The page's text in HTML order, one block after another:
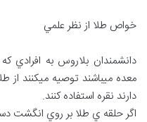
خواص طلا از نظر علمي
دانشمندان بلاروس به افرادي
معده ميباشند توصيه ميکنند
دارند نقره استفاده کنند.
اگر حلقه ي طلا بر روي انگشت